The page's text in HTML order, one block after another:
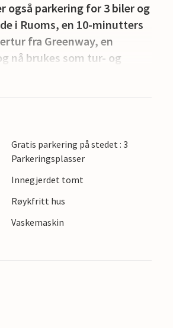
også parkering for 3 biler og
i Ruoms, en 10-minutters
fra Greenway, en
nå brukes som tur- og
nærhet. Opplev
Gratis parkering på stedet : 3
Parkeringsplasser
Innegjerdet tomt
Røykfritt hus
Vaskemaskin